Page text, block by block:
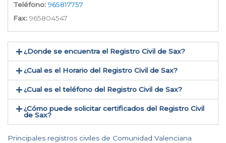
Teléfono: 965817757
Fax: 965804547
¿Donde se encuentra el Registro Civil de Sax​?
¿Cual es el Horario del Registro Civil de Sax?
¿Cual es el teléfono del Registro Civil de Sax​?
¿Cómo puede solicitar certificados del Registro Civil
de Sax​?
Principales registros civiles de Comunidad Valenciana